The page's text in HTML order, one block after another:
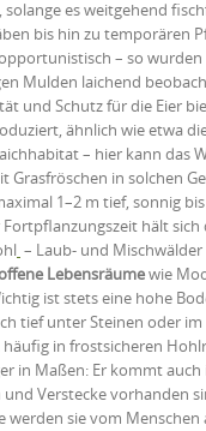
es weitgehend
bis hin zu temporären
– so
Mulden laichend
und Schutz für die Eier
ähnlich wie etwa
– hier kann das
in solchen
1–2 m tief, sonnig
hält sich
– Laub- und
Lebensräumewie
ist stets eine hohe
tief unter Steinen oder
in frostsicheren
in Maßen: Er kommt
Verstecke vorhanden
sie vom